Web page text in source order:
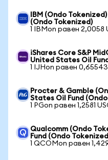
IBM (Ondo
(Ondo Tokenized)
1 IBMon равен 2,0058
iShares Core S&P
United States Oil
1 IJHon равен
Procter & Gamble
States Oil Fund
1 PGon равен 1,2581
Qualcomm (Ondo
Fund (Ondo
1 QCOMon равен